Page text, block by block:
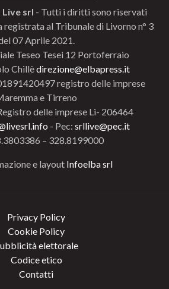
Live srl - Tutti i diritti sono riservati
al Tribunale di Livorno n° 3
07 Aprile 2021.
Teseo Tesei 12 Portoferraio
Chillèdirezione@elbapress.it
registro delle imprese
e Tirreno
delle imprese Li- 206464
- Pec: srllive@pec.it
– 328.8199000
e layout Infoelba srl
Privacy Policy
Cookie Policy
elettorale
Codice etico
Contatti